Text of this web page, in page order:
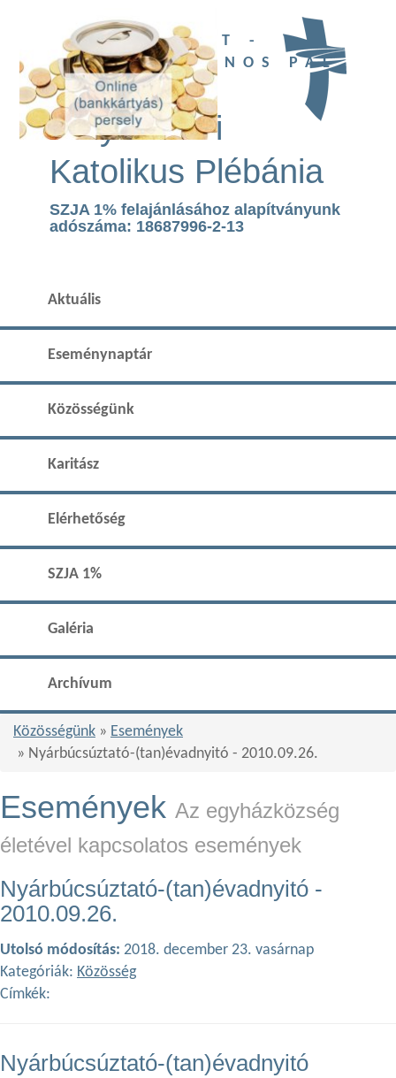
UBI DEUS EST -
SZENT II. JÁNOS PÁL
TEMPLOM
Páty Római
Katolikus Plébánia
SZJA 1% felajánlásához alapítványunk
adószáma: 18687996-2-13
Aktuális
Eseménynaptár
Közösségünk
Karitász
Elérhetőség
SZJA 1%
Galéria
Archívum
Közösségünk » Események
» Nyárbúcsúztató-(tan)évadnyitó - 2010.09.26.
Események Az egyházközség
életével kapcsolatos események
Nyárbúcsúztató-(tan)évadnyitó -
2010.09.26.
Utolsó módosítás: 2018. december 23. vasárnap
Kategóriák: Közösség
Címkék:
Nyárbúcsúztató-(tan)évadnyitó